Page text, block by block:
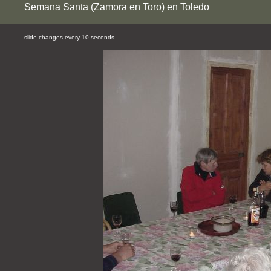
Semana Santa (Zamora en Toro) en Toledo
slide changes every 10 seconds